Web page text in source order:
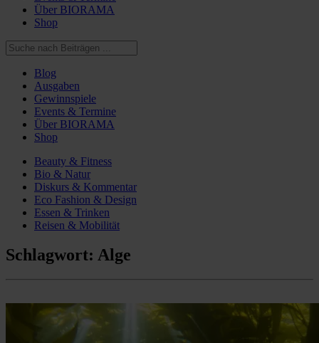
Über BIORAMA
Shop
Blog
Ausgaben
Gewinnspiele
Events & Termine
Über BIORAMA
Shop
Beauty & Fitness
Bio & Natur
Diskurs & Kommentar
Eco Fashion & Design
Essen & Trinken
Reisen & Mobilität
Schlagwort: Alge